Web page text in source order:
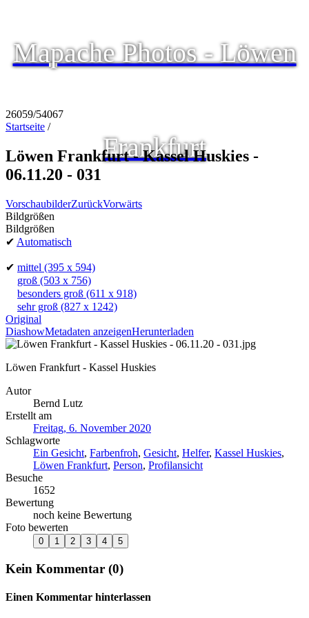
Mapache Photos - Löwen
Frankfurt
26059/54067
Startseite /
Löwen Frankfurt - Kassel Huskies -
06.11.20 - 031
VorschaubilderZurückVorwärts
Bildgrößen
Bildgrößen
✔ Automatisch
✔ mittel (395 x 594)
groß (503 x 756)
besonders groß (611 x 918)
sehr groß (827 x 1242)
Original
DiashowMetadaten anzeigenHerunterladen
Löwen Frankfurt - Kassel Huskies
Autor
Bernd Lutz
Erstellt am
Freitag, 6. November 2020
Schlagworte
Ein Gesicht, Farbenfroh, Gesicht, Helfer, Kassel Huskies,
Löwen Frankfurt, Person, Profilansicht
Besuche
1652
Bewertung
noch keine Bewertung
Foto bewerten
Kein Kommentar (0)
Einen Kommentar hinterlassen